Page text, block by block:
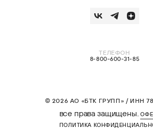
ТЕЛЕФОН
8-800-600-31-85
© 2026 АО «БТК ГРУПП» / ИНН
все права защищены.
ПОЛИТИКА